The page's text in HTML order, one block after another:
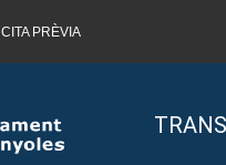
CITA PRÈVIA